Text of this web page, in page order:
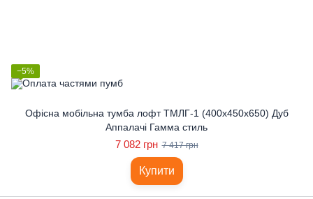
−5%
Офісна мобільна тумба лофт ТМЛГ-1 (400x450x650) Дуб
Аппалачі Гамма стиль
7 082 грн 7 417 грн
Купити